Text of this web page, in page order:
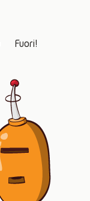
Fuori!